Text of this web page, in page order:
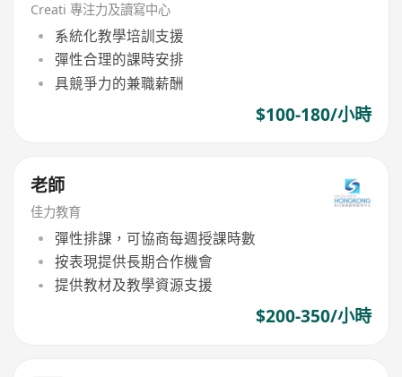
Creati 專注力及讀寫中心
系統化教學培訓支援
彈性合理的課時安排
具競爭力的兼職薪酬
$100-180/小時
老師
佳力教育
彈性排課，可協商每週授課時數
按表現提供長期合作機會
提供教材及教學資源支援
$200-350/小時